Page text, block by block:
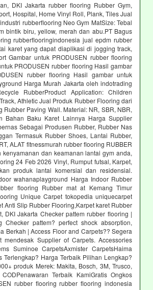
DKI Jakarta rubber flooring Rubber Gym,
Hospital, Home Vinyl Roll, Plank, Tiles Jual
rubberflooring Neo Gym MatSize: Tebal
bintik biru, yellow, merah dan abu.PT Bagus
rubberflooringindonesia jual epdm rubber
karet yang dapat diaplikasi di jogging track,
Gambar untuk PRODUSEN rubber flooring
PRODUSEN rubber flooring Hasil gambar
rubber flooring Hasil gambar untuk
Harga Murah Jakarta oleh indotrading
RubberProduct Application: Children
Athletic Jual Produk Rubber Flooring dari
Paving Wall. Material: NR, SBR, NBR,
Bahan Baku Karet Lainnya Harga Supplier
Sebagai Produsen Rubber, Rubber Nas
Termasuk Rubber Shoes, Lantai Rubber,
ALAT fitnessmurah rubber flooring RUBBER
kenyamanan dan keamanan lantai gym anda,
24 Feb 2026 Vinyl, Rumput futsal, Karpet,
produk lantai komersial dan residensial.
wahanaplayground Harga Indoor Rubber
flooring Rubber mat at Kemang Timur
Unique Carpet tokopedia uniquecarpet
Slip Rubber Flooring,Karpet karet Rubber
Jakarta Checker pattem rubber flooring |
pattem? perfect shock absorption,
Berkah | Access Floor and Carpets?? Segera
Supplier of Carpets. Accessories
Suminoe CarpetsAxmister CarpetsHaima
Harga Terbaik Pilihan Lengkap?
produk Merek: Makita, Bosch, 3M, Trusco,
Terbaik KamiGratis Ongkos
rubber flooring rubber flooring indonesia